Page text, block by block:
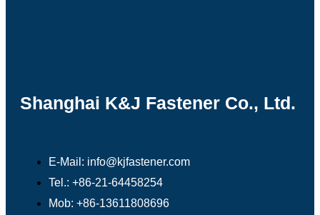
Shanghai K&J Fastener Co., Ltd.
E-Mail: info@kjfastener.com
Tel.: +86-21-64458254
Mob: +86-13611808696